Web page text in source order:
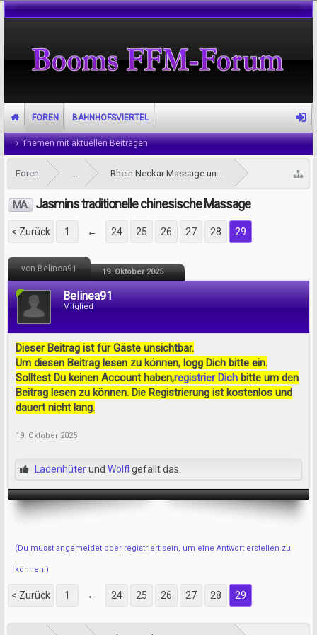
Foren ... Rhein Neckar Massage und Tantra Forum
MA: Jasmins traditionelle chinesische Massage
< Zurück 1 ← 24 25 26 27 28 29
von Belinea91 19. Oktober 2025
Belinea91
Mitglied
Dieser Beitrag ist für Gäste unsichtbar.
Um diesen Beitrag lesen zu können, logg Dich bitte ein.
Solltest Du keinen Account haben,registrier Dich bitte um den
Beitrag lesen zu können. Die Registrierung ist kostenlos und
dauert nicht lang.
19. Oktober 2025
Ladenhüterund Wolfl gefällt das.
(Du musst angemeldet oder registriert sein, um eine Antwort erstellen zu
können.)
< Zurück 1 ← 24 25 26 27 28 29
FOREN
Themen mit aktuellen Beiträgen
BAHNHOFSVIERTEL